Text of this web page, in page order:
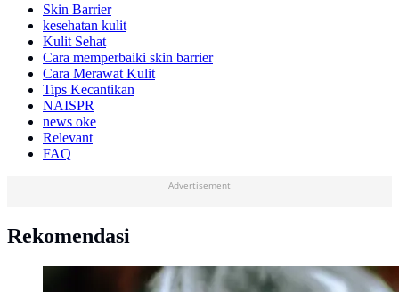
Skin Barrier
kesehatan kulit
Kulit Sehat
Cara memperbaiki skin barrier
Cara Merawat Kulit
Tips Kecantikan
NAISPR
news oke
Relevant
FAQ
Advertisement
Rekomendasi